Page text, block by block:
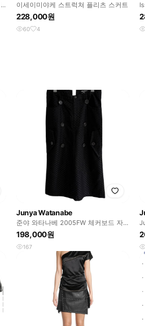
이세이미야케 스트럭쳐 플리츠 스커트
228,000원
60 4
Junya Watanabe
준야 와타나베 2005FW 체커보드 자
카드 스커트
198,000원
167